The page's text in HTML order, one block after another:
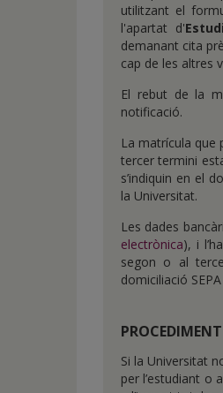
utilitzant el
l'apartat d'
demanant cita
cap de les altres
El rebut de la
notificació.
La matrícula que
tercer termini
s’indiquin en el
la Universitat.
Les dades
electrònica), i
segon o al
domiciliació
Si la Universitat
per l’estudiant o